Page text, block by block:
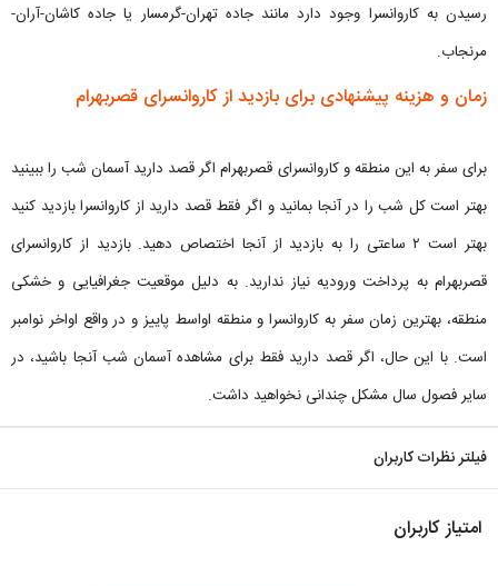
رسیدن به کاروانسرا وجود دارد مانند جاده تهران-گرمسار یا جاده کاشان-آران-
مرنجاب.
زمان و هزینه پیشنهادی برای بازدید از کاروانسرای قصربهرام
برای سفر به این منطقه و کاروانسرای قصربهرام اگر قصد دارید آسمان شب را ببینید
بهتر است کل شب را در آنجا بمانید و اگر فقط قصد دارید از کاروانسرا بازدید کنید
بهتر است ۲ ساعتی را به بازدید از آنجا اختصاص دهید. بازدید از کاروانسرای
قصربهرام به پرداخت ورودیه نیاز ندارید. به دلیل موقعیت جغرافیایی و خشکی
منطقه، بهترین زمان سفر به کاروانسرا و منطقه اواسط پاییز و در واقع اواخر نوامبر
است. با این حال، اگر قصد دارید فقط برای مشاهده آسمان شب آنجا باشید، در
سایر فصول سال مشکل چندانی نخواهید داشت.
فیلتر نظرات کاربران
امتیاز کاربران